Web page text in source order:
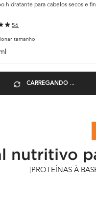
hidratante para cabelos secos e
56
tamanho
CARREGANDO ...
nutritivo
[PROTEÍNAS À